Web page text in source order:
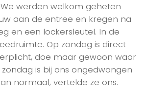
werden welkom geheten
aan de entree en kregen na
en een lockersleutel. In de
Op zondag is direct
doe maar gewoon waar
is bij ons ongedwongen
normaal, vertelde ze ons.